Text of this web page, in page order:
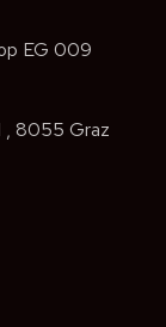
EG 009
, 8055 Graz